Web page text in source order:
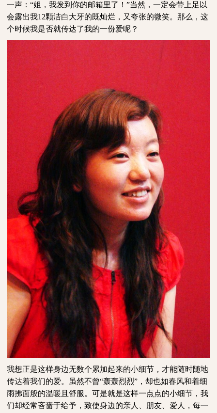
一声：“姐，我发到你的邮箱里了！”当然，一定会带上足以
会露出我12颗洁白大牙的既灿烂，又夸张的微笑。那么，这
个时候我是否就传达了我的一份爱呢？
我想正是这样身边无数个累加起来的小细节，才能随时随地
传达着我们的爱。虽然不曾“轰轰烈烈”，却也如春风和着细
雨拂面般的温暖且舒服。可是就是这样一点点的小细节，我
们却经常吝啬于给予，致使身边的亲人、朋友、爱人，每一